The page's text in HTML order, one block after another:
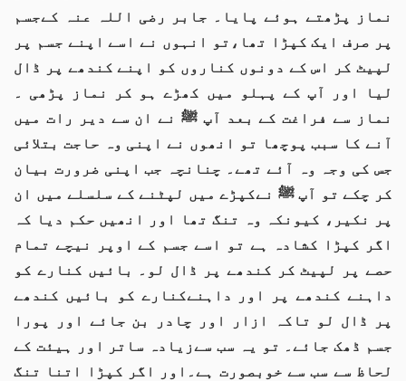
نماز پڑھتے ہوئے پایا۔ جابر رضی اللہ عنہ کےجسم
پر صرف ایک کپڑا تھا،تو انہوں نے اسے اپنے جسم پر
لپیٹ کر اس کے دونوں کناروں کو اپنے کندھے پر ڈال
ليا اور آپ کے پہلو میں کھڑے ہو کر نماز پڑھی ۔
نماز سے فراغت کے بعد آپ ﷺ نے ان سے دير رات ميں
آنے کا سبب پوچھا تو انھوں نے اپنی وہ حاجت بتلائی
جس کی وجہ وہ آئے تھے۔ چنانچہ جب اپنی ضرورت بيان
کر چکے تو آپ ﷺ نےکپڑے میں لپٹنے کے سلسلے میں ان
پر نکیر، کیونکہ وہ تنگ تھا اور انھیں حکم ديا کہ
اگر کپڑا کشادہ ہے تو اسے جسم کے اوپر نيچے تمام
حصے پر لپيٹ کر کندھے پر ڈال لو۔ بائيں کنارے کو
داہنے کندھے پر اور داہنےکنارے کو بائيں کندھے
پر ڈال لو تاکہ ازار اور چادر بن جائے اور پورا
جسم ڈھک جائے۔ تو يہ سب سےزيادہ ساتر اور ہيئت کے
لحاظ سے سب سے خوبصورت ہے۔اور اگر کپڑا اتنا تنگ